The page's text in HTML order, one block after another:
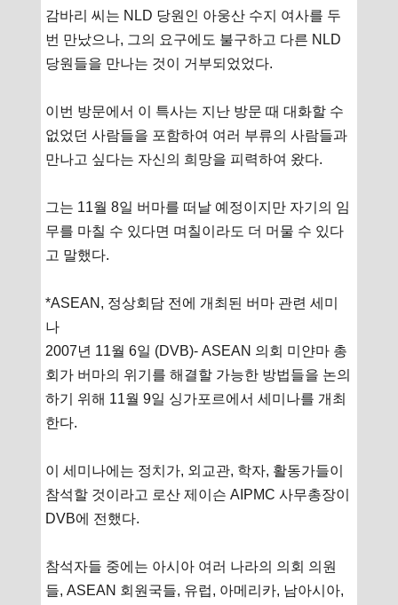
감바리 씨는 NLD 당원인 아웅산 수지 여사를 두
번 만났으나, 그의 요구에도 불구하고 다른 NLD
당원들을 만나는 것이 거부되었었다.
이번 방문에서 이 특사는 지난 방문 때 대화할 수
없었던 사람들을 포함하여 여러 부류의 사람들과
만나고 싶다는 자신의 희망을 피력하여 왔다.
그는 11월 8일 버마를 떠날 예정이지만 자기의 임
무를 마칠 수 있다면 며칠이라도 더 머물 수 있다
고 말했다.
*ASEAN, 정상회담 전에 개최된 버마 관련 세미
나
2007년 11월 6일 (DVB)- ASEAN 의회 미얀마 총
회가 버마의 위기를 해결할 가능한 방법들을 논의
하기 위해 11월 9일 싱가포르에서 세미나를 개최
한다.
이 세미나에는 정치가, 외교관, 학자, 활동가들이
참석할 것이라고 로산 제이슨 AIPMC 사무총장이
DVB에 전했다.
참석자들 중에는 아시아 여러 나라의 의회 의원
들, ASEAN 회원국들, 유럽, 아메리카, 남아시아,